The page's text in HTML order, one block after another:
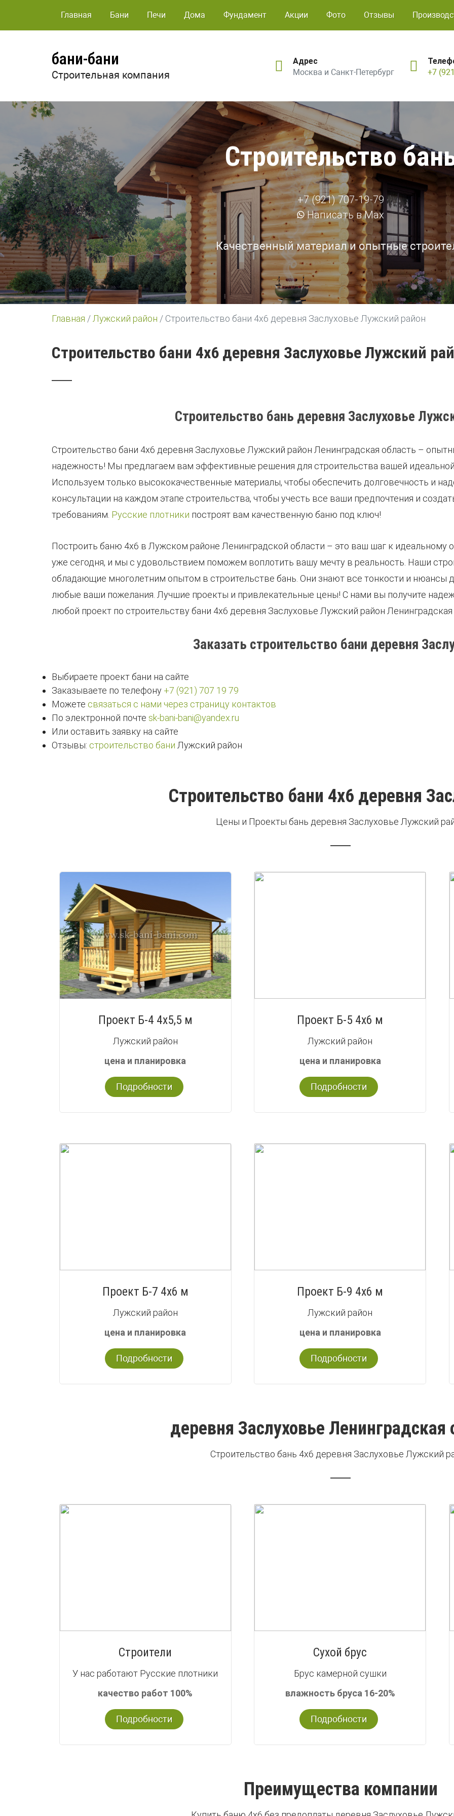
Главная Бани Печи Дома Фундамент Акции Фото Отзывы
бани-бани
Строительная компания
Адрес
Москва и Санкт-Петербург
+7
Строительство
+7 (921) 707-19-79
Написать в Max
Качественный материал и опытные
Главная / Лужский район / Строительство бани 4х6 деревня Заслуховье Лужский район
Строительство бани 4х6 деревня Заслуховье Лужский
Строительство бань деревня Заслуховье
Строительство бани 4х6 деревня Заслуховье Лужский район Ленинградская область –
надежность! Мы предлагаем вам эффективные решения для строительства вашей
Используем только высококачественные материалы, чтобы обеспечить долговечность и
консультации на каждом этапе строительства, чтобы учесть все ваши предпочтения и
требованиям. Русские плотники построят вам качественную баню под ключ!
Построить баню 4х6 в Лужском районе Ленинградской области – это ваш шаг к идеальному
уже сегодня, и мы с удовольствием поможем воплотить вашу мечту в реальность. Наши
обладающие многолетним опытом в строительстве бань. Они знают все тонкости и нюансы
любые ваши пожелания. Лучшие проекты и привлекательные цены! С нами вы получите
любой проект по строительству бани 4х6 деревня Заслуховье Лужский район Ленинградская
Заказать строительство бани деревня
Выбираете проект бани на сайте
Заказываете по телефону +7 (921) 707 19 79
Можете связаться с нами через страницу контактов
По электронной почте sk-bani-bani@yandex.ru
Или оставить заявку на сайте
Отзывы: строительство бани Лужский район
Строительство бани 4х6 деревня
Цены и Проекты бань деревня Заслуховье Лужский
Проект Б-4 4х5,5 м
Лужский район
цена и планировка
Подробности
Проект Б-5 4х6 м
Лужский район
цена и планировка
Подробности
Проект Б-7 4х6 м
Лужский район
цена и планировка
Подробности
Проект Б-9 4х6 м
Лужский район
цена и планировка
Подробности
деревня Заслуховье Ленинградская
Строительство бань 4х6 деревня Заслуховье Лужский
Строители
У нас работают Русские плотники
качество работ 100%
Подробности
Сухой брус
Брус камерной сушки
влажность бруса 16-20%
Подробности
Преимущества компании